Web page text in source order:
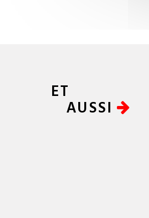
ET
AUSSI